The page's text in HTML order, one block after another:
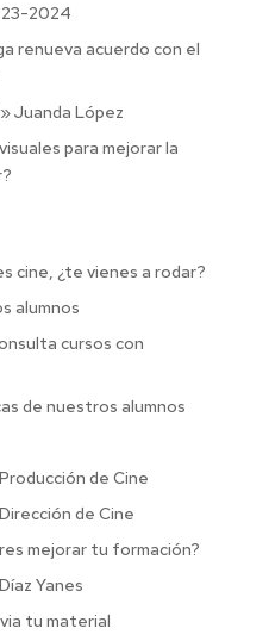
2024
renueva acuerdo con el
Juanda López
para mejorar la
cine, ¿te vienes a rodar?
alumnos
cursos con
de nuestros alumnos
de Cine
de Cine
mejorar tu formación?
Yanes
tu material